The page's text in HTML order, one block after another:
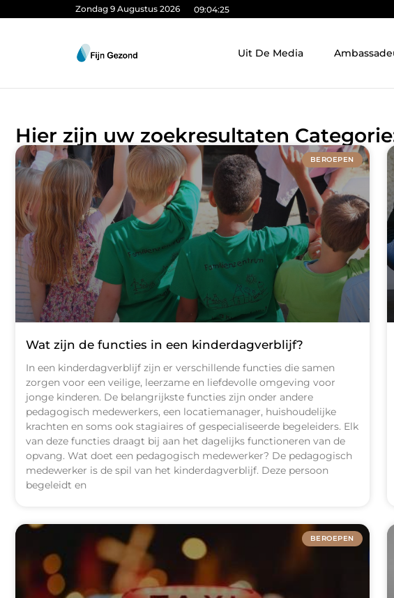
Zondag 9 Augustus 2026 09:04:26
Uit De Media
Hier zijn uw zoekresultaten
BEROEPEN
Wat zijn de functies in een kinderdagverblijf?
In een kinderdagverblijf zijn er verschillende functies die samen
zorgen voor een veilige, leerzame en liefdevolle omgeving voor
jonge kinderen. De belangrijkste functies zijn onder andere
pedagogisch medewerkers, een locatiemanager, huishoudelijke
krachten en soms ook stagiaires of gespecialiseerde begeleiders. Elk
van deze functies draagt bij aan het dagelijks functioneren van de
opvang. Wat doet een pedagogisch medewerker? De pedagogisch
medewerker is de spil van het kinderdagverblijf. Deze persoon
begeleidt en
BEROEPEN